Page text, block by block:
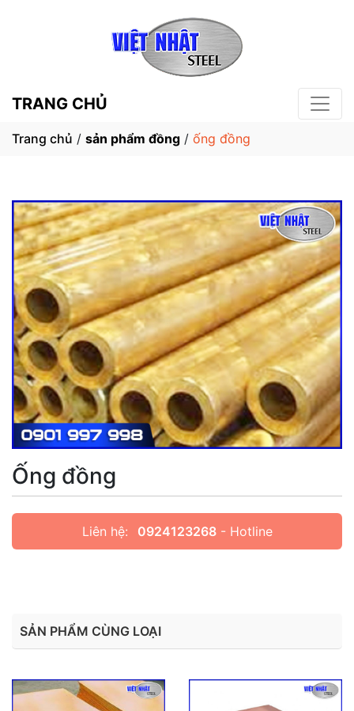
TRANG CHỦ
Trang chủ / sản phẩm đồng / ống đồng
Ống đồng
Liên hệ: 0924123268- Hotline
SẢN PHẨM CÙNG LOẠI